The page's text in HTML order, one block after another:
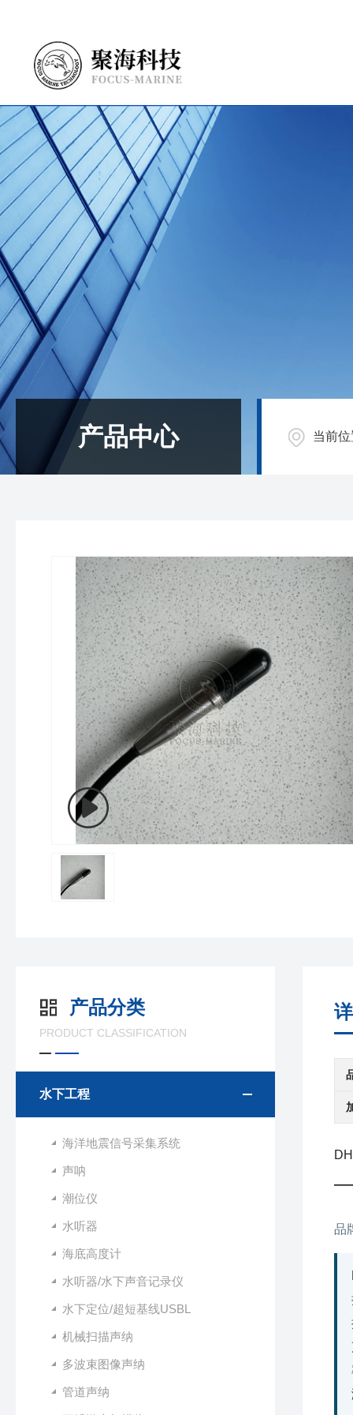
产品中心 当前
产品分类
PRODUCT CLASSIFICATION
水下工程
海洋地震信号采集系统
声呐
潮位仪
水听器
海底高度计
水听器/水下声音记录仪
水下定位/超短基线USBL
机械扫描声纳
多波束图像声纳
管道声纳
—
品